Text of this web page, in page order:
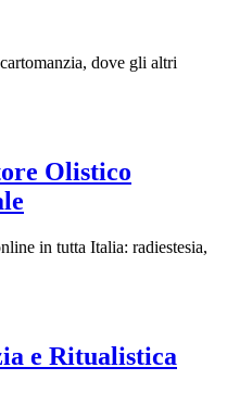
dove gli altri
Olistico
in tutta Italia: radiestesia,
e Ritualistica